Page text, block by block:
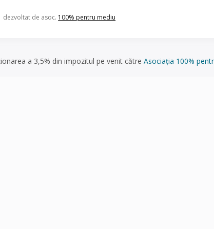
dezvoltat de asoc. 100% pentru mediu
a 3,5% din impozitul pe venit către Asociația 100%